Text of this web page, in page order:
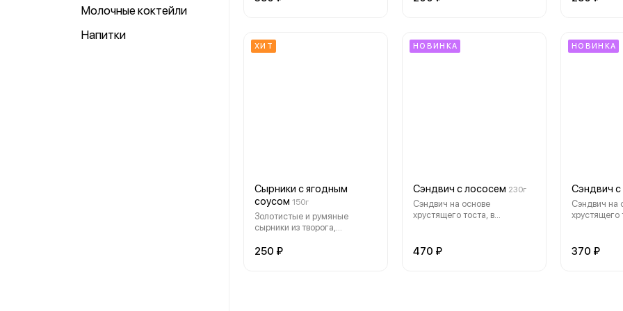
Молочные коктейли
Напитки
ХИТ
Сырники с ягодным
соусом 150г
Золотистые и румяные
сырники из творога,
корочки, внутри таят
250 ₽
НОВИНКА
Сэндвич с лососем 230г
Сэндвич на основе
хрустящего тоста, в
салата и фирменным соусом
470 ₽
НОВИНКА
Сэндвич с
Сэндвич на
хрустящего
листом
370 ₽